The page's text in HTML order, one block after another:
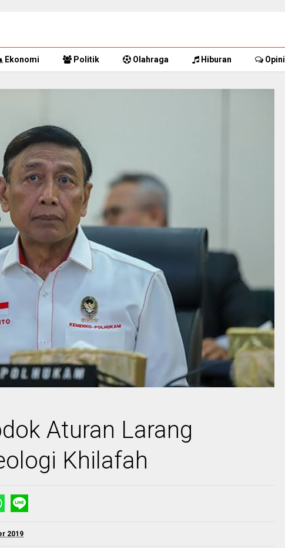
Ekonomi Politik Olahraga Hiburan Opini
Aturan Larang
Khilafah
2019